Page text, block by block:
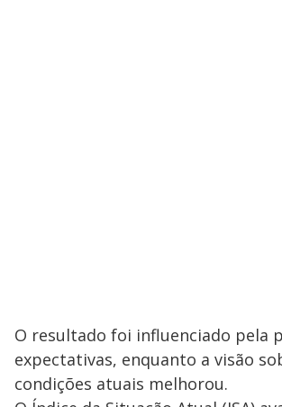
O resultado foi influenciado pela
expectativas, enquanto a visão
condições atuais melhorou.